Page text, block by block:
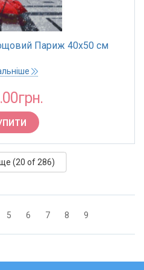
Париж 40х50 см
(20 of 286)
5 6 7 8 9